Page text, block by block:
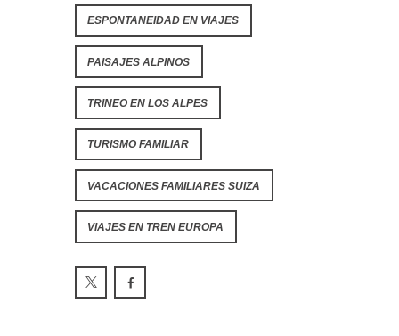
ESPONTANEIDAD EN VIAJES
PAISAJES ALPINOS
TRINEO EN LOS ALPES
TURISMO FAMILIAR
VACACIONES FAMILIARES SUIZA
VIAJES EN TREN EUROPA